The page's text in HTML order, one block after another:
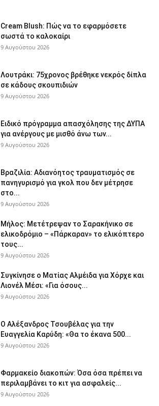
Cream Blush: Πώς να το εφαρμόσετε
σωστά το καλοκαίρι
9 Αυγούστου 2026
Λουτράκι: 75χρονος βρέθηκε νεκρός δίπλα
σε κάδους σκουπιδιών
9 Αυγούστου 2026
Ειδικό πρόγραμμα απασχόλησης της ΔΥΠΑ
για ανέργους με μισθό άνω των...
9 Αυγούστου 2026
Βραζιλία: Αδιανόητος τραυματισμός σε
πανηγυρισμό για γκολ που δεν μέτρησε
στο...
9 Αυγούστου 2026
Μήλος: Μετέτρεψαν το Σαρακήνικο σε
ελικοδρόμιο – «Πάρκαραν» το ελικόπτερο
τους...
9 Αυγούστου 2026
Συγκίνησε ο Ματίας Αλμέιδα για Χόρχε και
Λιονέλ Μέσι: «Για όσους...
9 Αυγούστου 2026
Ο Αλέξανδρος Τσουβέλας για την
Ευαγγελία Καρύδη: «Θα το έκανα 500...
9 Αυγούστου 2026
Φαρμακείο διακοπών: Όσα όσα πρέπει να
περιλαμβάνει το κιτ για ασφαλείς...
9 Αυγούστου 2026